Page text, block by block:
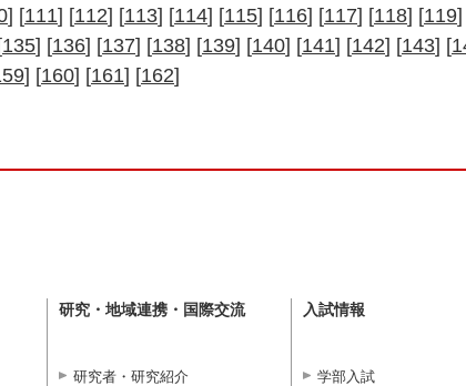
] [111] [112] [113] [114] [115] [116] [117] [118] [119
135] [136] [137] [138] [139] [140] [141] [142] [143] [
] [160] [161] [162]
研究・地域連携・国際交流
研究者・研究紹介
入試情報
学部入試